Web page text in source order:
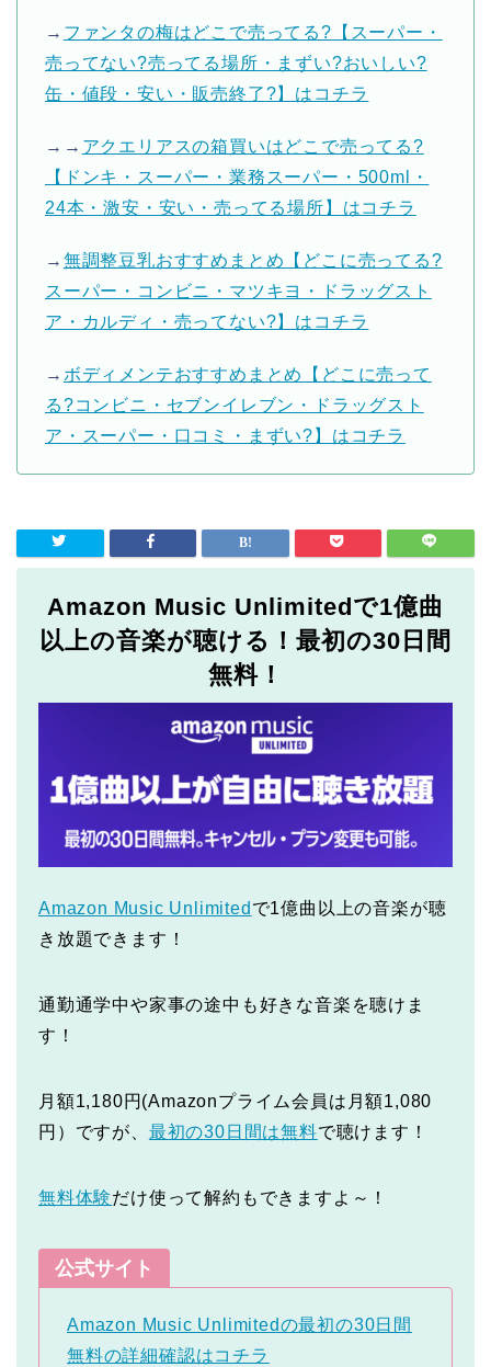
→ ファンタの梅はどこで売ってる?【スーパー・
売ってない?売ってる場所・まずい?おいしい?
缶・値段・安い・販売終了?】はコチラ
→→ アクエリアスの箱買いはどこで売ってる?
【ドンキ・スーパー・業務スーパー・500ml・
24本・激安・安い・売ってる場所】はコチラ
→ 無調整豆乳おすすめまとめ【どこに売ってる?
スーパー・コンビニ・マツキヨ・ドラッグスト
ア・カルディ・売ってない?】はコチラ
→ ボディメンテおすすめまとめ【どこに売って
る?コンビニ・セブンイレブン・ドラッグスト
ア・スーパー・口コミ・まずい?】はコチラ
Amazon Music Unlimitedで1億曲
以上の音楽が聴ける！最初の30日間
無料！
Amazon Music Unlimited で1億曲以上の音楽が聴
き放題できます！
通勤通学中や家事の途中も好きな音楽を聴けま
す！
月額1,180円(Amazonプライム会員は月額1,080
円）ですが、 最初の30日間は無料で聴けます！
無料体験だけ使って解約もできますよ～！
公式サイト
Amazon Music Unlimitedの最初の30日間
無料の詳細確認はコチラ